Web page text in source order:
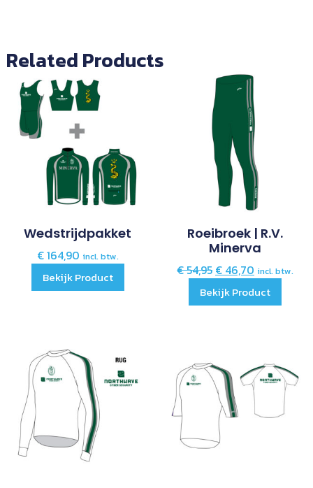
Related Products
Wedstrijdpakket
€164,90 incl. btw.
Bekijk Product
Roeibroek | R.V.
Minerva
€54,95 € 46,70 incl. btw.
Bekijk Product